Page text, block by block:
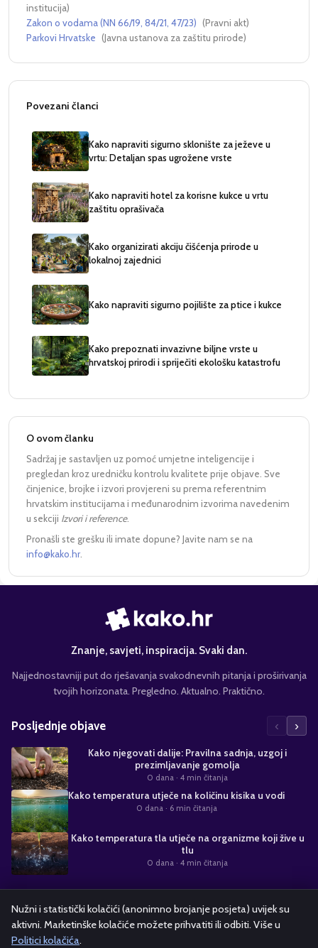
institucija)
Zakon o vodama (NN 66/19, 84/21, 47/23) (Pravni akt)
Parkovi Hrvatske (Javna ustanova za zaštitu prirode)
Povezani članci
Kako napraviti sigurno sklonište za ježeve u
vrtu: Detaljan spas ugrožene vrste
Kako napraviti hotel za korisne kukce u vrtu
zaštitu oprašivača
Kako organizirati akciju čišćenja prirode u
lokalnoj zajednici
Kako napraviti sigurno pojilište za ptice i kukce
Kako prepoznati invazivne biljne vrste u
hrvatskoj prirodi i spriječiti ekološku katastrofu
O ovom članku
Sadržaj je sastavljen uz pomoć umjetne inteligencije i
pregledan kroz uredničku kontrolu kvalitete prije objave. Sve
činjenice, brojke i izvori provjereni su prema referentnim
hrvatskim institucijama i međunarodnim izvorima navedenim
u sekciji Izvori i reference.
Pronašli ste grešku ili imate dopune? Javite nam se na
info@kako.hr.
Znanje, savjeti, inspiracija. Svaki dan.
Najjednostavniji put do rješavanja svakodnevnih pitanja i proširivanja
tvojih horizonata. Pregledno. Aktualno. Praktično.
Posljednje objave ‹ ›
Kako njegovati dalije: Pravilna sadnja, uzgoj i
prezimljavanje gomolja
0 dana · 4 min čitanja
Kako temperatura utječe na količinu kisika u vodi
0 dana· 6 min čitanja
Kako temperatura tla utječe na organizme koji žive u
tlu
0 dana · 4 min čitanja
Suradnja s nama
Alati i kalkulatoriOglašavanjePolitika kolačićaPravila privatnosti
Nužni i statistički kolačići (anonimno brojanje posjeta) uvijek su
aktivni. Marketinške kolačiće možete prihvatiti ili odbiti. Više u
Politici kolačića.